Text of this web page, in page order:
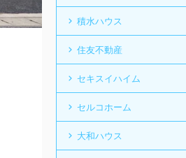
積水ハウス
住友不動産
セキスイハイム
セルコホーム
大和ハウス